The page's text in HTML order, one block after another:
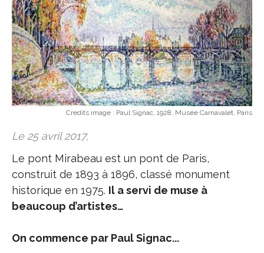
Credits image : Paul Signac, 1928, Musée Carnavalet, Paris
Le 25 avril 2017,
Le pont Mirabeau est un pont de Paris,
construit de 1893 à 1896, classé monument
historique en 1975. Il a servi de muse à
beaucoup d’artistes…
On commence par Paul Signac...